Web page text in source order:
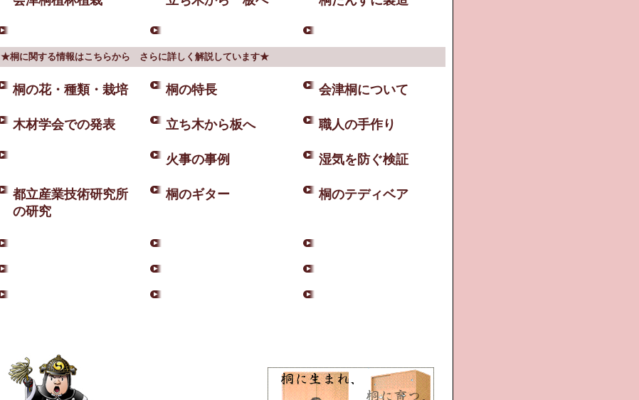
★桐に関する情報はこちらから さらに詳しく解説しています★
桐の花・種類・栽培 桐の特長 会津桐について
木材学会での発表 立ち木から板へ 職人の手作り
火事の事例 湿気を防ぐ検証
都立産業技術研究所
の研究
桐のギター 桐のテディベア